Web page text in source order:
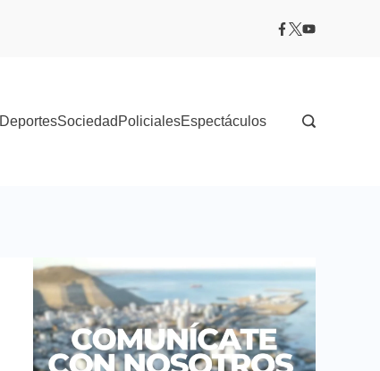
DeportesSociedad PolicialesEspectáculos